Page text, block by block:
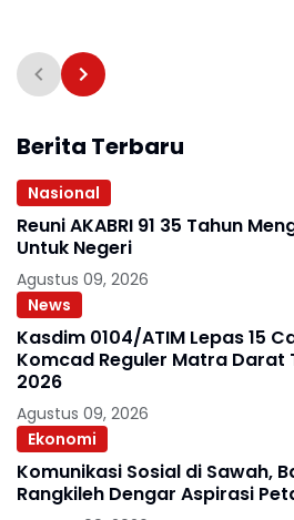
Berita Terbaru
Nasional
Reuni AKABRI 91 35 Tahun
Untuk Negeri
Agustus 09, 2026
News
Kasdim 0104/ATIM Lepas 15
Komcad Reguler Matra Darat
2026
Agustus 09, 2026
Ekonomi
Komunikasi Sosial di Sawah,
Rangkileh Dengar Aspirasi